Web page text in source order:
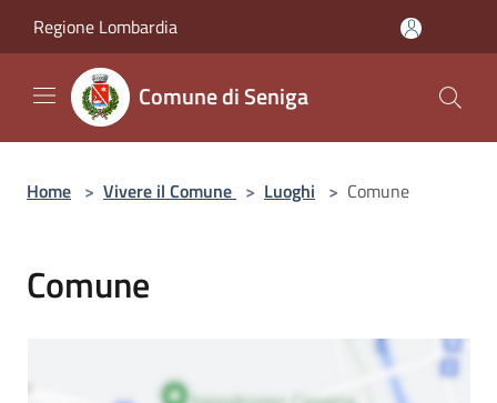
Regione Lombardia
Comune di Seniga
Home > Vivere il Comune > Luoghi > Comune
Comune